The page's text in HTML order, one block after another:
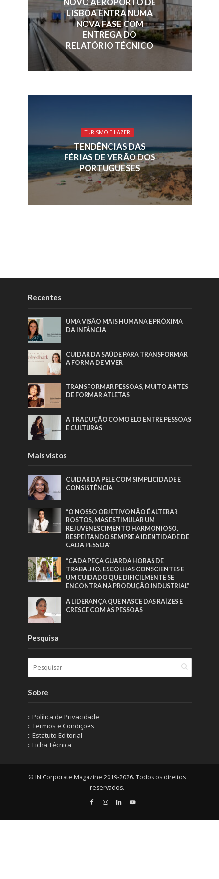
NOVO AEROPORTO DE
LISBOA ENTRA NUMA
NOVA FASE COM
ENTREGA DO
RELATÓRIO TÉCNICO
TURISMO E LAZER
TENDÊNCIAS DAS
FÉRIAS DE VERÃO DOS
PORTUGUESES
Recentes
UMA VISÃO MAIS HUMANA E PRÓXIMA
DA INFÂNCIA
CUIDAR DA SAÚDE PARA TRANSFORMAR
A FORMA DE VIVER
TRANSFORMAR PESSOAS, MUITO ANTES
DE FORMAR ATLETAS
A TRADUÇÃO COMO ELO ENTRE PESSOAS
E CULTURAS
Mais vistos
CUIDAR DA PELE COM SIMPLICIDADE E
CONSISTÊNCIA
“O NOSSO OBJETIVO NÃO É ALTERAR
ROSTOS, MAS ESTIMULAR UM
REJUVENESCIMENTO HARMONIOSO,
RESPEITANDO SEMPRE A IDENTIDADE DE
CADA PESSOA”
“CADA PEÇA GUARDA HORAS DE
TRABALHO, ESCOLHAS CONSCIENTES E
UM CUIDADO QUE DIFICILMENTE SE
ENCONTRA NA PRODUÇÃO INDUSTRIAL”
A LIDERANÇA QUE NASCE DAS RAÍZES E
CRESCE COM AS PESSOAS
Pesquisa
Sobre
:: Política de Privacidade
:: Termos e Condições
:: Estatuto Editorial
:: Ficha Técnica
© IN Corporate Magazine 2019-2026. Todos os direitos
reservados.